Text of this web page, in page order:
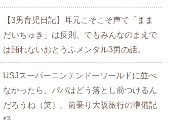
【3男育児日記】耳元こそこそ声で「まま
だいちゅき」は反則。でもみんなのまえで
は踊れないおとうふメンタル3男の話。
USJスーパーニンテンドーワールドに並べ
なかったら、パパはどう落とし前つけるん
だろうね（笑）。前乗り大阪旅行の準備記